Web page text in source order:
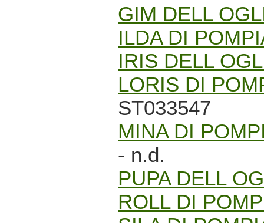
GIM DELL
ILDA DI
IRIS DELL
LORIS DI
ST033547
MINA DI
- n.d.
PUPA DELL
ROLL DI